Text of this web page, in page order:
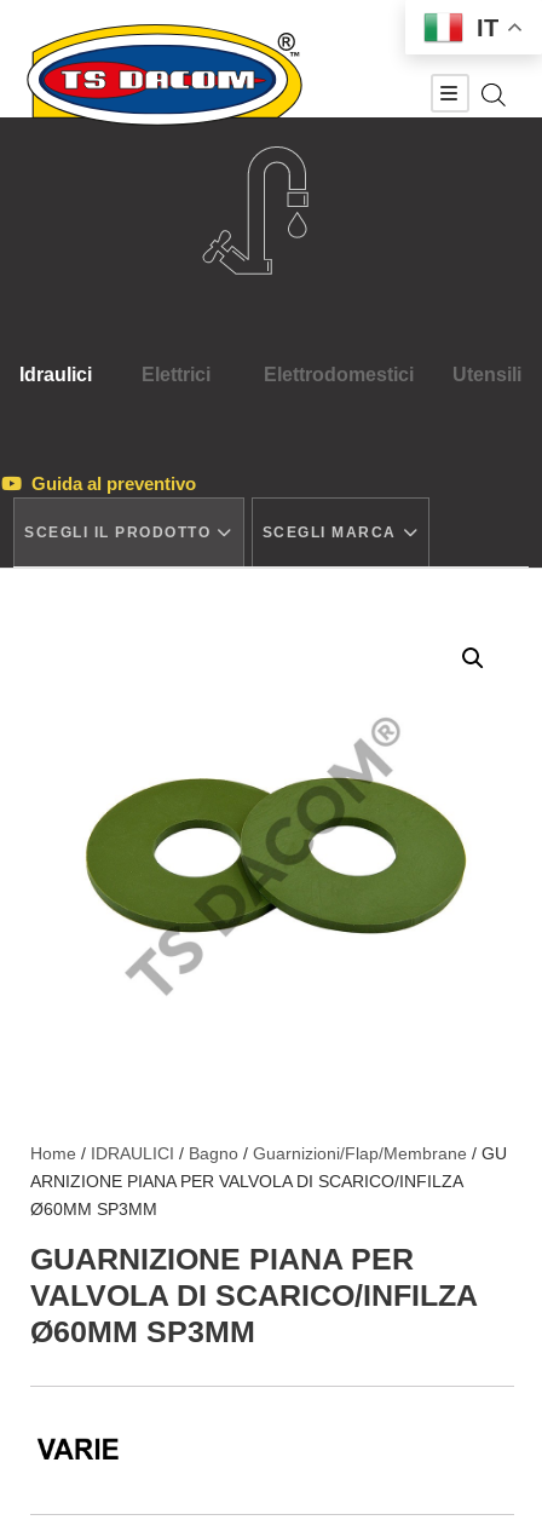
Idraulici Elettrici Elettrodomestici Utensili
Guida al preventivo
SCEGLI IL PRODOTTO SCEGLI MARCA
Home / IDRAULICI / Bagno / Guarnizioni/Flap/Membrane / GU
ARNIZIONE PIANA PER VALVOLA DI SCARICO/INFILZA
Ø60MM SP3MM
GUARNIZIONE PIANA PER
VALVOLA DI SCARICO/INFILZA
Ø60MM SP3MM
IT